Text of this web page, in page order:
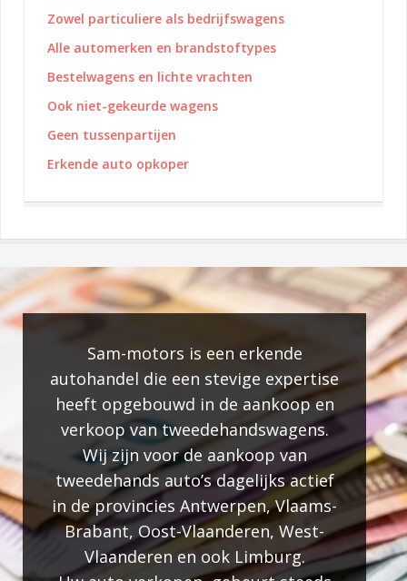
Zowel particuliere als bedrijfswagens
Alle automerken en brandstoftypes
Bestelwagens en lichte vrachten
Ook niet-gekeurde wagens
Geen tussenpartijen
Erkende auto opkoper
Sam-motors is een erkende
autohandel die een stevige expertise
heeft opgebouwd in de aankoop en
verkoop van tweedehandswagens.
Wij zijn voor de aankoop van
tweedehands auto’s dagelijks actief
in de provincies Antwerpen, Vlaams-
Brabant, Oost-Vlaanderen, West-
Vlaanderen en ook Limburg.